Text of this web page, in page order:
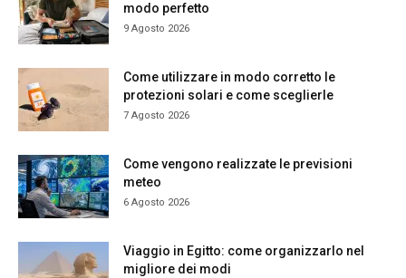
modo perfetto
9 Agosto 2026
Come utilizzare in modo corretto le
protezioni solari e come sceglierle
7 Agosto 2026
Come vengono realizzate le previsioni
meteo
6 Agosto 2026
Viaggio in Egitto: come organizzarlo nel
migliore dei modi